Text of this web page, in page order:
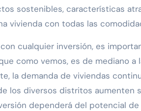
sostenibles, características
vivienda con todas las
con cualquier inversión, es
como vemos, es de mediano a
la demanda de viviendas
los diversos distritos aumenten
dependerá del potencial